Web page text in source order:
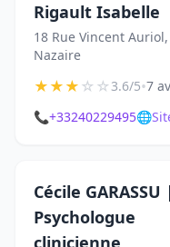
Rigault Isabelle
18 Rue Vincent
Nazaire
★★★☆☆3.6/5•7
📞+33240229495🌐
Cécile GARASSU |
Psychologue
clinicienne